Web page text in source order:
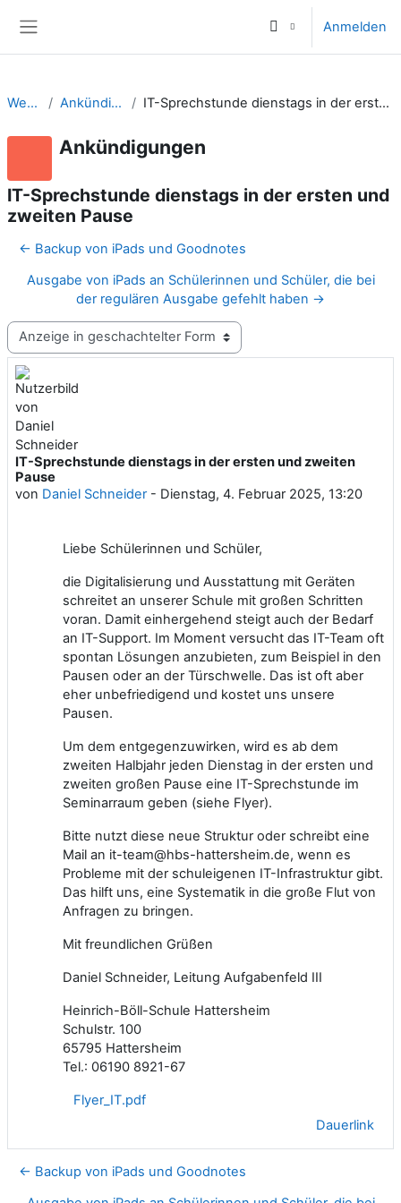
Anmelden
Website Ankündigungen IT-Sprechstunde dienstags in der ersten und zweiten Pause
Ankündigungen
IT-Sprechstunde dienstags in der ersten und
zweiten Pause
← Backup von iPads und Goodnotes
Ausgabe von iPads an Schülerinnen und Schüler, die bei
der regulären Ausgabe gefehlt haben →
Anzeigemodus
IT-Sprechstunde dienstags in der ersten und zweiten
Pause
von Daniel Schneider- Dienstag, 4. Februar 2025, 13:20
Anzahl Antworten: 0
Liebe Schülerinnen und Schüler,
die Digitalisierung und Ausstattung mit Geräten
schreitet an unserer Schule mit großen Schritten
voran. Damit einhergehend steigt auch der Bedarf
an IT-Support. Im Moment versucht das IT-Team oft
spontan Lösungen anzubieten, zum Beispiel in den
Pausen oder an der Türschwelle. Das ist oft aber
eher unbefriedigend und kostet uns unsere
Pausen.
Um dem entgegenzuwirken, wird es ab dem
zweiten Halbjahr jeden Dienstag in der ersten und
zweiten großen Pause eine IT-Sprechstunde im
Seminarraum geben (siehe Flyer).
Bitte nutzt diese neue Struktur oder schreibt eine
Mail an it-team@hbs-hattersheim.de, wenn es
Probleme mit der schuleigenen IT-Infrastruktur gibt.
Das hilft uns, eine Systematik in die große Flut von
Anfragen zu bringen.
Mit freundlichen Grüßen
Daniel Schneider, Leitung Aufgabenfeld III
Heinrich-Böll-Schule Hattersheim
Schulstr. 100
65795 Hattersheim
Tel.: 06190 8921-67
Flyer_IT.pdf
Dauerlink
← Backup von iPads und Goodnotes